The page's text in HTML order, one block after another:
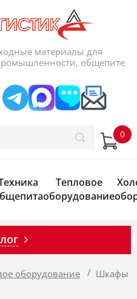
материалы для
общепите
Тепловое
оборудование
оборудование / Шкафы